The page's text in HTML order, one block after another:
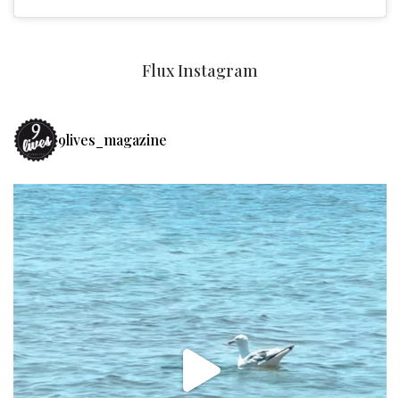
Flux Instagram
9lives_magazine